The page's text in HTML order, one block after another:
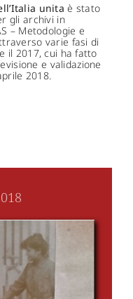
unita è stato
gli archivi in
– Metodologie e
varie fasi di
il 2017, cui ha fatto
e validazione
2018.